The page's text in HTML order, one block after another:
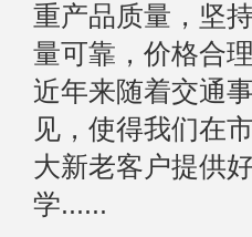
重产品质量，坚
量可靠，价格合
近年来随着交通
见，使得我们在
大新老客户提供
学......